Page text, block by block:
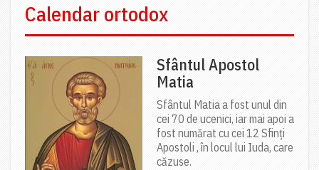
Calendar ortodox
Sfântul Apostol
Matia
Sfântul Matia a fost unul din
cei 70 de ucenici, iar mai apoi a
fost numărat cu cei 12 Sfinți
Apostoli , în locul lui Iuda, care
căzuse.